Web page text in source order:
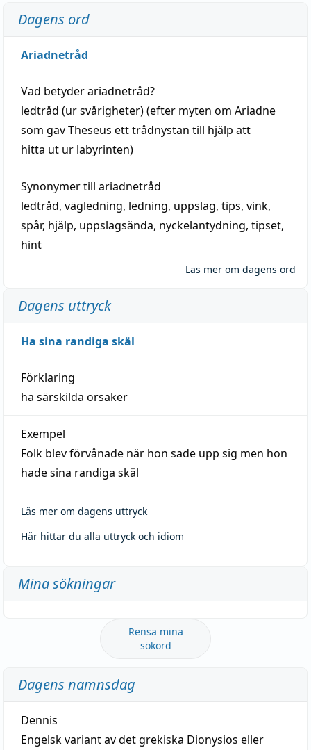
Dagens ord
Ariadnetråd
Vad betyderariadnetråd?
ledtråd (ur svårigheter) (efter myten om Ariadne
som gav Theseus ett trådnystan till hjälp att
hitta ut ur labyrinten)
Synonymer till ariadnetråd
ledtråd, vägledning, ledning, uppslag, tips, vink,
spår, hjälp, uppslagsända, nyckelantydning, tipset,
hint
Läs mer om dagens ord
Dagens uttryck
Ha sina randiga skäl
Förklaring
ha särskilda orsaker
Exempel
Folk blev förvånade när hon sade upp sig men hon
hade sina randiga skäl
Läs mer om dagens uttryck
Här hittar du alla uttryck och idiom
Mina sökningar
Rensa mina
sökord
Dagens namnsdag
Dennis
Engelsk variant av det grekiska Dionysios eller